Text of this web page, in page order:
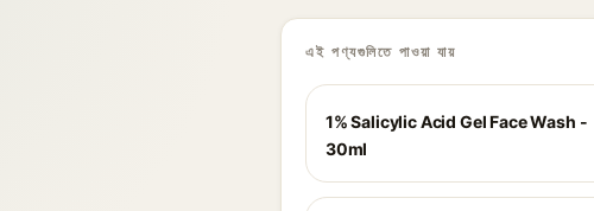
এই পণ্যগুলিতে পাওয়া যায়
1% Salicylic Acid Gel Face Wash -
30ml